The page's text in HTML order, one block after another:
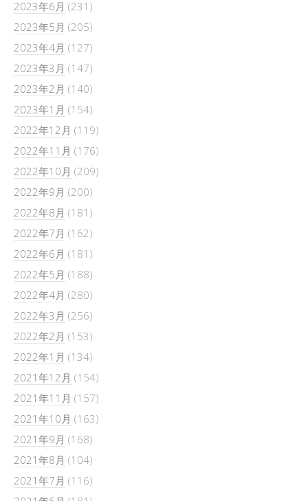
2023年6月 (231)
2023年5月 (205)
2023年4月 (127)
2023年3月 (147)
2023年2月 (140)
2023年1月 (154)
2022年12月 (119)
2022年11月 (176)
2022年10月 (209)
2022年9月 (200)
2022年8月 (181)
2022年7月 (162)
2022年6月 (181)
2022年5月 (188)
2022年4月 (280)
2022年3月 (256)
2022年2月 (153)
2022年1月 (134)
2021年12月 (154)
2021年11月 (157)
2021年10月 (163)
2021年9月 (168)
2021年8月 (104)
2021年7月 (116)